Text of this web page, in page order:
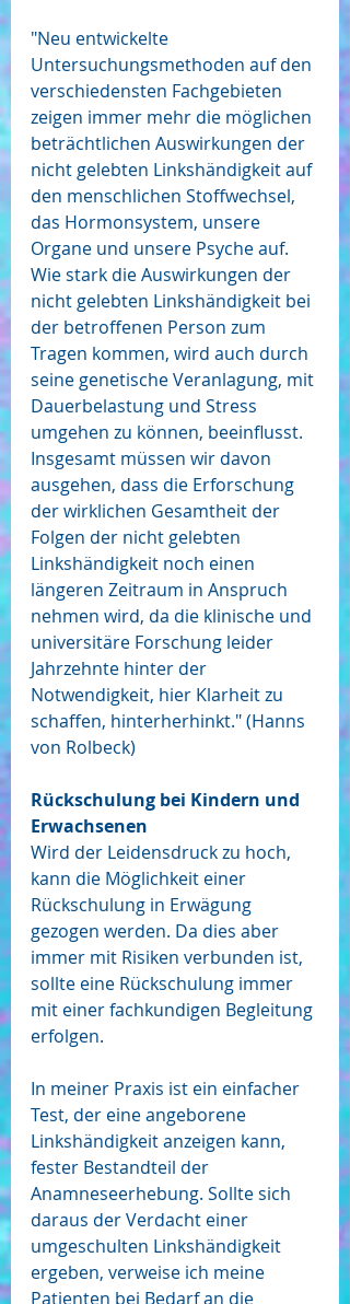
"Neu entwickelte
Untersuchungsmethoden auf den
verschiedensten Fachgebieten
zeigen immer mehr die möglichen
beträchtlichen Auswirkungen der
nicht gelebten Linkshändigkeit auf
den menschlichen Stoffwechsel,
das Hormonsystem, unsere
Organe und unsere Psyche auf.
Wie stark die Auswirkungen der
nicht gelebten Linkshändigkeit bei
der betroffenen Person zum
Tragen kommen, wird auch durch
seine genetische Veranlagung, mit
Dauerbelastung und Stress
umgehen zu können, beeinflusst.
Insgesamt müssen wir davon
ausgehen, dass die Erforschung
der wirklichen Gesamtheit der
Folgen der nicht gelebten
Linkshändigkeit noch einen
längeren Zeitraum in Anspruch
nehmen wird, da die klinische und
universitäre Forschung leider
Jahrzehnte hinter der
Notwendigkeit, hier Klarheit zu
schaffen, hinterherhinkt." (Hanns
von Rolbeck)
Rückschulung bei Kindern und
Erwachsenen
Wird der Leidensdruck zu hoch,
kann die Möglichkeit einer
Rückschulung in Erwägung
gezogen werden. Da dies aber
immer mit Risiken verbunden ist,
sollte eine Rückschulung immer
mit einer fachkundigen Begleitung
erfolgen.
In meiner Praxis ist ein einfacher
Test, der eine angeborene
Linkshändigkeit anzeigen kann,
fester Bestandteil der
Anamneseerhebung. Sollte sich
daraus der Verdacht einer
umgeschulten Linkshändigkeit
ergeben, verweise ich meine
Patienten bei Bedarf an die